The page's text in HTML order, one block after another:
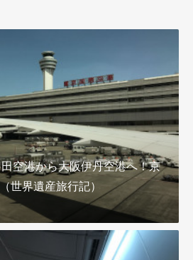
空港から大阪伊丹空港へ！京
世界遺産旅行記）